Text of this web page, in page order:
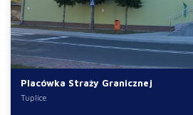
Placówka Straży Granicznej
Tuplice